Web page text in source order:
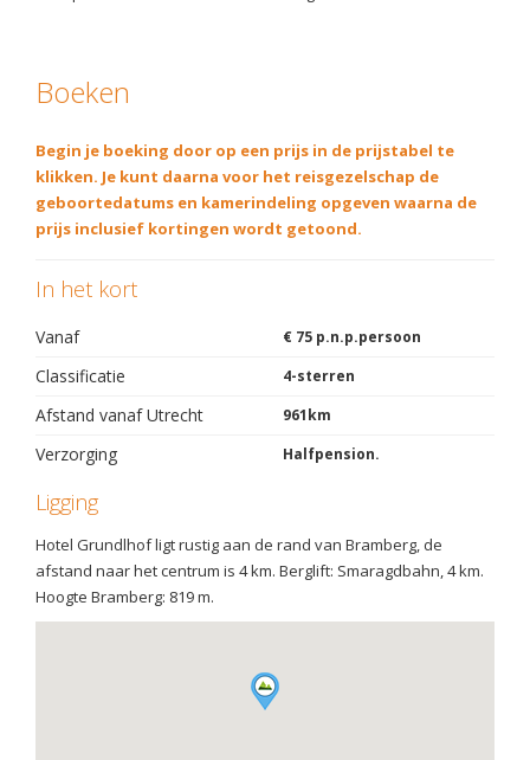
Boeken
Begin je boeking door op een prijs in de prijstabel te
klikken. Je kunt daarna voor het reisgezelschap de
geboortedatums en kamerindeling opgeven waarna de
prijs inclusief kortingen wordt getoond.
In het kort
Vanaf € 75 p.n.p.persoon
Classificatie 4-sterren
Afstand vanaf Utrecht 961km
Verzorging Halfpension.
Ligging
Hotel Grundlhof ligt rustig aan de rand van Bramberg, de
afstand naar het centrum is 4 km. Berglift: Smaragdbahn, 4 km.
Hoogte Bramberg: 819 m.